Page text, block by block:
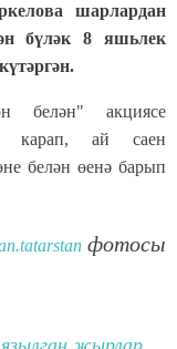
шарлардан
бүләк 8 яшьлек
белән" акциясе
карап, ай саен
белән өенә барып
фотосы
җырлар